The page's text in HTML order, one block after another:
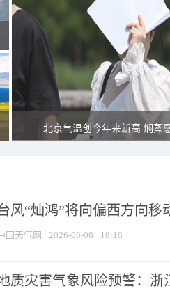
北京气温创今年来新高 焖蒸
风“灿鸿”将向偏西方向移
国天气网 2026-08-08 18:18
质灾害气象风险预警：